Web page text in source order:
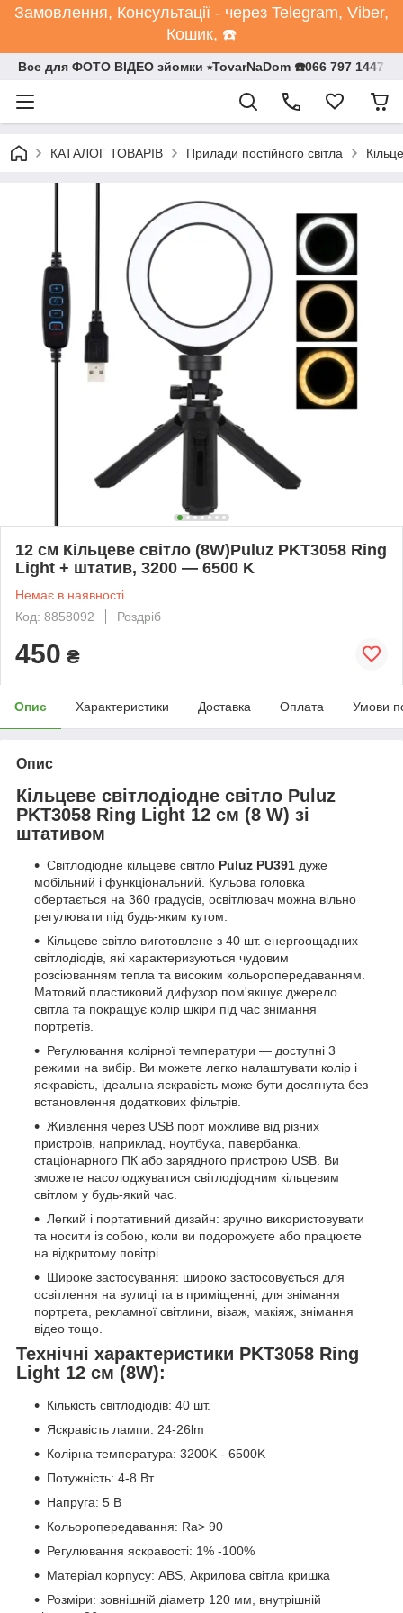
Замовлення, Консультації - через Telegram, Viber,
Кошик, ☎️
Все для ФОТО ВІДЕО зйомки ⭒TovarNaDom ☎️066 797 1447
КАТАЛОГ ТОВАРІВ Прилади постійного світла
12 см Кільцеве світло (8W)Puluz PKT3058 Ring
Light + штатив, 3200 — 6500 K
Немає в наявності
Код: 8858092
Роздріб
450 ₴
Опис Характеристики Доставка Оплата Умови
Опис
Кільцеве світлодіодне світло Puluz
PKT3058 Ring Light 12 см (8 W) зі
штативом
Світлодіодне кільцеве світло Puluz PU391 дуже
мобільний і функціональний. Кульова головка
обертається на 360 градусів, освітлювач можна вільно
регулювати під будь-яким кутом.
Кільцеве світло виготовлене з 40 шт. енергоощадних
світлодіодів, які характеризуються чудовим
розсіюванням тепла та високим кольоропередаванням.
Матовий пластиковий дифузор пом'якшує джерело
світла та покращує колір шкіри під час знімання
портретів.
Регулювання колірної температури — доступні 3
режими на вибір. Ви можете легко налаштувати колір і
яскравість, ідеальна яскравість може бути досягнута без
встановлення додаткових фільтрів.
Живлення через USB порт можливе від різних
пристроїв, наприклад, ноутбука, павербанка,
стаціонарного ПК або зарядного пристрою USB. Ви
зможете насолоджуватися світлодіодним кільцевим
світлом у будь-який час.
Легкий і портативний дизайн: зручно використовувати
та носити із собою, коли ви подорожуєте або працюєте
на відкритому повітрі.
Широке застосування: широко застосовується для
освітлення на вулиці та в приміщенні, для знімання
портрета, рекламної світлини, візаж, макіяж, знімання
відео тощо.
Технічні характеристики PKT3058 Ring
Light 12 см (8W):
Кількість світлодіодів: 40 шт.
Яскравість лампи: 24-26lm
Колірна температура: 3200K - 6500K
Потужність: 4-8 Вт
Напруга: 5 В
Кольоропередавання: Ra> 90
Регулювання яскравості: 1% -100%
Матеріал корпусу: ABS, Акрилова світла кришка
Розміри: зовнішній діаметр 120 мм, внутрішній